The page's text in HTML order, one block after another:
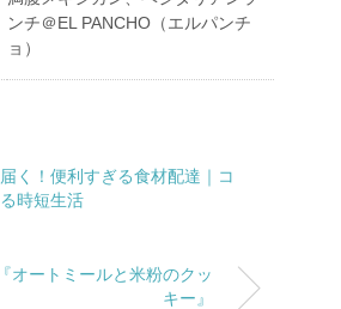
ンチ＠EL PANCHO（エルパンチ
ョ）
く！便利すぎる食材配達｜コ
時短生活
オートミールと米粉のクッ
キー』